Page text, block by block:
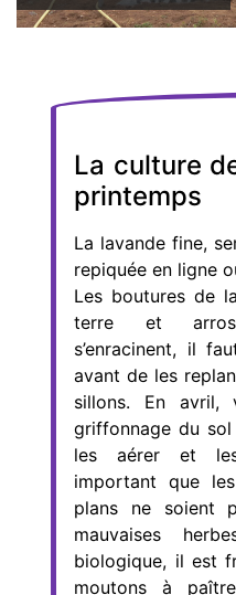
La culture
printemps
La lavande fine,
repiquée en ligne
Les boutures de
terre et
s’enracinent, il
avant de les
sillons. En avril,
griffonnage du
les aérer et
important que
plans ne soient
mauvaises
biologique, il est
moutons à